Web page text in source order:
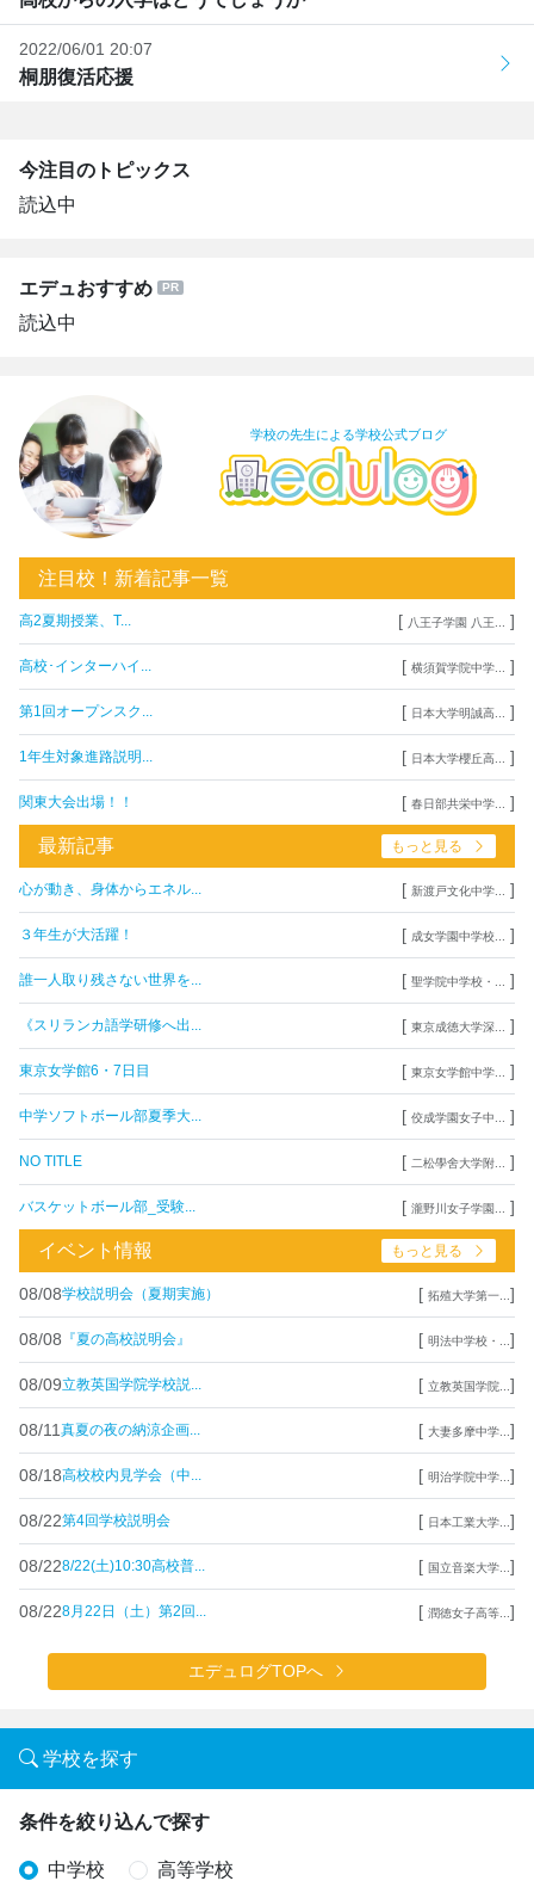
2022/06/01 20:07
桐朋復活応援
今注目のトピックス
読込中
エデュおすすめ
読込中
学校の先生による学校公式ブログ
注目校！新着記事一覧
高2夏期授業、T... [ 八王子学園 八王... ]
高校･インターハイ... [ 横須賀学院中学... ]
第1回オープンスク... [ 日本大学明誠高... ]
1年生対象進路説明... [ 日本大学櫻丘高... ]
関東大会出場！！ [ 春日部共栄中学... ]
最新記事 もっと見る
心が動き、身体からエネル... [ 新渡戸文化中学... ]
３年生が大活躍！ [ 成女学園中学校... ]
誰一人取り残さない世界を... [ 聖学院中学校・... ]
《スリランカ語学研修へ出... [ 東京成徳大学深... ]
東京女学館6・7日目 [ 東京女学館中学... ]
中学ソフトボール部夏季大... [ 佼成学園女子中... ]
NO TITLE [ 二松學舍大学附... ]
バスケットボール部_受験... [ 瀧野川女子学園... ]
イベント情報 もっと見る
08/08学校説明会（夏期実施） [ 拓殖大学第一... ]
08/08 『夏の高校説明会』 [ 明法中学校・... ]
08/09立教英国学院学校説... [ 立教英国学院... ]
08/11 真夏の夜の納涼企画... [ 大妻多摩中学... ]
08/18高校校内見学会（中... [ 明治学院中学... ]
08/22第4回学校説明会 [ 日本工業大学... ]
08/228/22(土)10:30高校普... [ 国立音楽大学... ]
08/228月22日（土）第2回... [ 潤徳女子高等... ]
エデュログTOPへ
学校を探す
条件を絞り込んで探す
中学校 高等学校